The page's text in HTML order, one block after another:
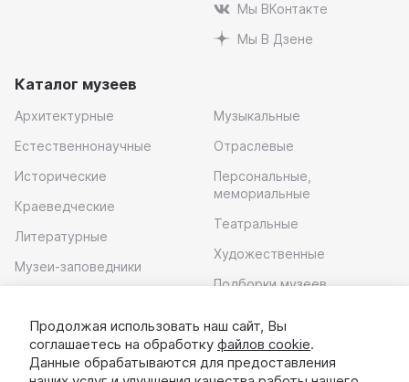
Мы ВКонтакте
Мы В Дзене
Каталог музеев
Архитектурные
Естественнонаучные
Исторические
Краеведческие
Литературные
Музеи-заповедники
Музыкальные
Отраслевые
Персональные,
мемориальные
Театральные
Художественные
Подборки музеев
Скачать приложение
Продолжая использовать наш сайт, Вы
соглашаетесь на обработку файлов cookie.
Данные обрабатываются для предоставления